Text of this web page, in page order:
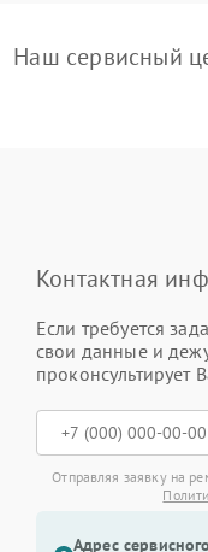
Наш сервисный
Контактная
Если требуется
свои данные и
проконсультирует
Отправляя заявку на
Адрес